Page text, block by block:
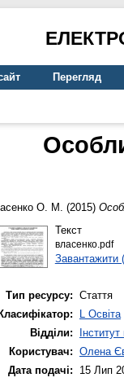
Перегляд
О. М. (2015)
Текст
власенко.pdf
Завантажити
Тип ресурсу: Стаття
Класифікатор:
L Освіта
Відділи:
Користувач: Олена
Дата подачі:
15 Лип